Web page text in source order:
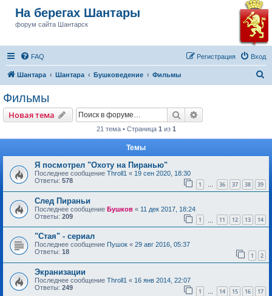
На берегах Шантары
форум сайта Шантарск
FAQ Вход
Регистрация
Шантара Шантара Бушковедение Фильмы
Фильмы
Новая тема Поиск
21 тема • Страница 1 из 1
Темы
Я посмотрел "Охоту на Пиранью"
Последнее сообщение Throll1 « 19 сен 2020, 18:30
Ответы: 578 1 … 36 37 38 39
След Пираньи
Последнее сообщение Бушков « 11 дек 2017, 18:24
Ответы: 209 1 11 12 13 14
"Стая" - сериал
Последнее сообщение Пушок « 29 авг 2016, 05:37
Ответы: 18 1 2
Экранизации
Последнее сообщение Throll1 « 16 янв 2014, 22:07
Ответы: 249 1 … 14 15 16 17